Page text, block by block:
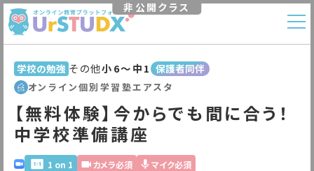
学校の勉強 その他小6〜中1 保護者同伴
オンライン個別学習塾エアスタ
【無料体験】今からでも間に合う！
中学校準備講座
1 on 1 カメラ必須 マイク必須
非公開クラス